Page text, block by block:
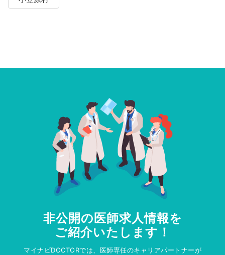
非公開の医師求人情報を
ご紹介いたします！
マイナビDOCTORでは、医師専任のキャリアパートナーが